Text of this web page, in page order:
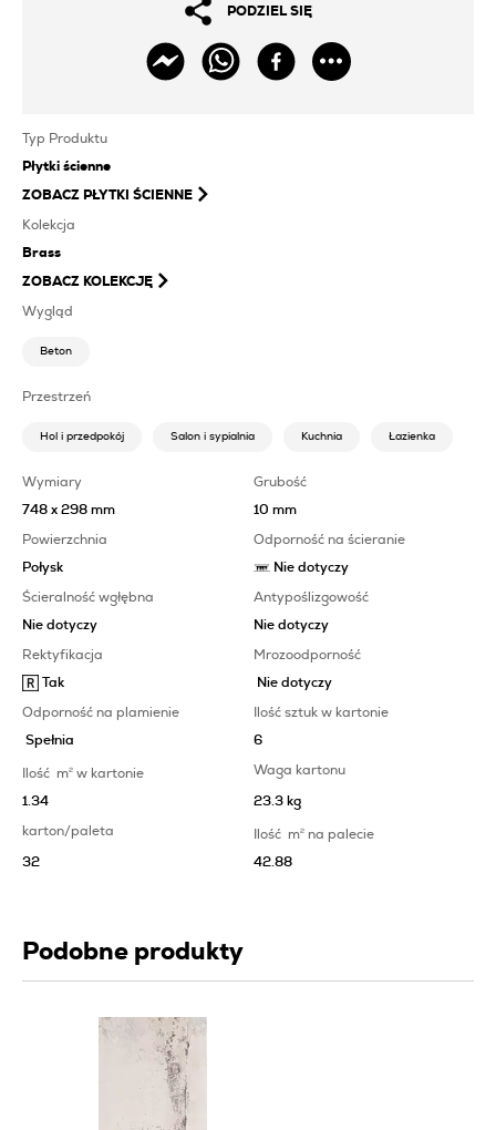
PODZIEL SIĘ
Typ Produktu
Płytki ścienne
ZOBACZ PŁYTKI ŚCIENNE
Kolekcja
Brass
ZOBACZ KOLEKCJĘ
Wygląd
Beton
Przestrzeń
Hol i przedpokój Salon i sypialnia Kuchnia Łazienka
Wymiary
748 x 298 mm
Grubość
10 mm
Powierzchnia
Połysk
Odporność na ścieranie
Nie dotyczy
Ścieralność wgłębna
Nie dotyczy
Antypoślizgowość
Nie dotyczy
Rektyfikacja
Tak
Mrozoodporność
Nie dotyczy
Odporność na plamienie
Spełnia
Ilość sztuk w kartonie
6
Ilość m2 w kartonie
1.34
Waga kartonu
23.3 kg
karton/paleta
32
Ilośćm2 na palecie
42.88
Podobne produkty